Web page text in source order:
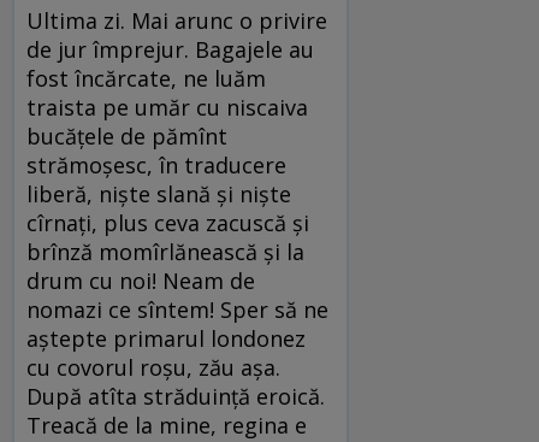
Ultima zi. Mai arunc o privire
de jur împrejur. Bagajele au
fost încărcate, ne luăm
traista pe umăr cu niscaiva
bucățele de pămînt
strămoșesc, în traducere
liberă, niște slană și niște
cîrnați, plus ceva zacuscă și
brînză momîrlănească și la
drum cu noi! Neam de
nomazi ce sîntem! Sper să ne
aștepte primarul londonez
cu covorul roșu, zău așa.
După atîta străduință eroică.
Treacă de la mine, regina e